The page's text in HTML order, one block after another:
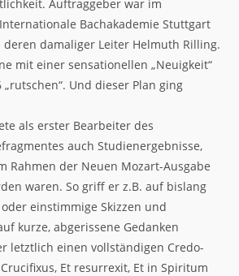
Auftraggeber war im
Bachakademie Stuttgart
damaliger Leiter Helmuth Rilling.
mit einer sensationellen „Neuigkeit“
Und dieser Plan ging
als erster Bearbeiter des
auch Studienergebnisse,
Rahmen der Neuen Mozart-Ausgabe
waren. So griff er z.B. auf bislang
einstimmige Skizzen und
kurze, abgerissene Gedanken
letztlich einen vollständigen Credo-
Et resurrexit, Et in Spiritum